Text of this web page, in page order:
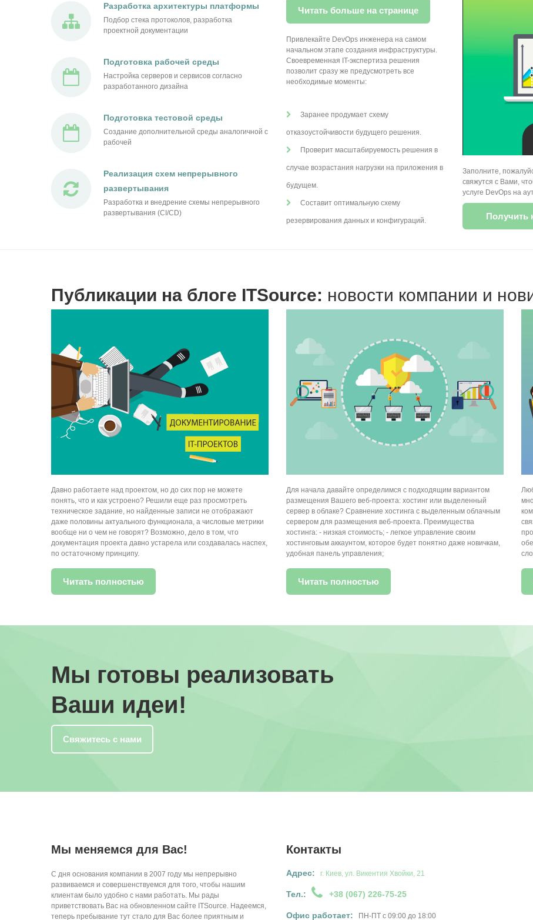
Разработка архитектуры платформы
Подбор стека протоколов, разработка
проектной документации
Подготовка рабочей среды
Настройка серверов и сервисов согласно
разработанного дизайна
Подготовка тестовой среды
Создание дополнительной среды аналогичной с
рабочей
Реализация схем непрерывного
развертывания
Разработка и внедрение схемы непрерывного
развертывания (CI/CD)
Читать больше на странице
Привлекайте DevOps инженера на самом
начальном этапе создания инфраструктуры.
Своевременная IT-экспертиза решения
позволит сразу же предусмотреть все
необходимые моменты:
Заранее продумает схему
отказоустойчивости будущего решения.
Проверит масштабируемость решения в
случае возрастания нагрузки на приложения в
будущем.
Составит оптимальную схему
резервирования данных и конфигураций.
Заполните,
свяжутся с Вами,
услуге DevOps на
Получить
Публикации на блоге ITSource: новости компании и
Давно работаете над проектом, но до сих пор не можете
понять, что и как устроено? Решили еще раз просмотреть
техническое задание, но найденные записи не отображают
даже половины актуального функционала, а числовые метрики
вообще ни о чем не говорят? Возможно, дело в том, что
документация проекта давно устарела или создавалась наспех,
по остаточному принципу.
Читать полностью
Для начала давайте определимся с подходящим вариантом
размещения Вашего веб-проекта: хостинг или выделенный
сервер в облаке? Сравнение хостинга с выделенным облачным
сервером для размещения веб-проекта. Преимущества
хостинга: - низкая стоимость; - легкое управление своим
хостинговым аккаунтом, которое будет понятно даже новичкам,
удобная панель управления;
Читать полностью
Мы готовы реализовать
Ваши идеи!
Свяжитесь с нами
Мы меняемся для Вас!
С дня основания компании в 2007 году мы непрерывно
развиваемся и совершенствуемся для того, чтобы нашим
клиентам было удобно с нами работать. Мы рады
приветствовать Вас на обновленном сайте ITSource. Надеемся,
теперь пребывание тут стало для Вас более приятным и
Контакты
Адрес: г. Киев, ул. Викентия Хвойки, 21
Тел.: +38 (067) 226-75-25
Офис работает: ПН-ПТ с 09:00 до 18:00